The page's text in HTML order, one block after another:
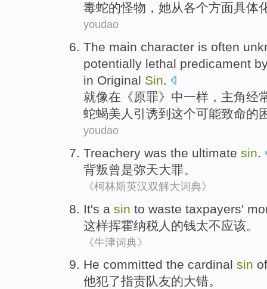
毒蛇的怪物， 她从各个方面具体
youdao
The main character is often
potentially lethal predicament
in Original Sin.
就像在 《原罪》中一样，主角经
蛇蝎美人 引诱到 这个可能致命的
youdao
Treachery was the ultimate sin.
背叛 曾是弥天大罪。
《柯林斯英汉双解大词典》
It's a sin to waste taxpayers'
这样挥霍纳税人的钱太不应该。
《牛津词典》
He committed the cardinal sin of
他犯了指责队友的大错。